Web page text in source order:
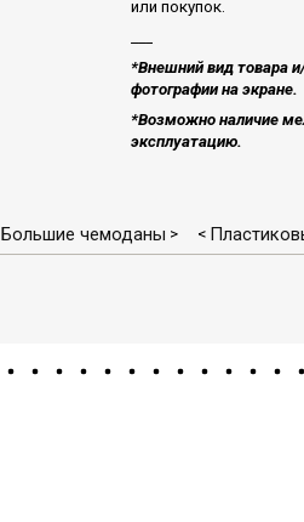
или покупок.
*Внешний вид товара
фотографии на экране.
*Возможно наличие
эксплуатацию​.
Большие чемоданы > <